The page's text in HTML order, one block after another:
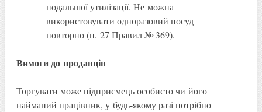
подальшої утилізації. Не можна
використовувати одноразовий посуд
повторно (п. 27 Правил № 369).
Вимоги до продавців
Торгувати може підприємець особисто чи його
найманий працівник, у будь-якому разі потрібно